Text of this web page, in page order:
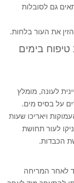
גם לסובלות
את העור בלחות.
בימים
לעונה, מומלץ
על בסיס מים.
ויאריכו שעות
לעור תחושת
הכבדות.
לאחר המריחה